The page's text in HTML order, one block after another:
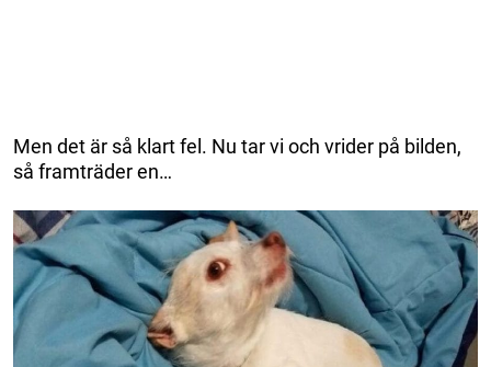
Men det är så klart fel. Nu tar vi och vrider på bilden,
så framträder en…